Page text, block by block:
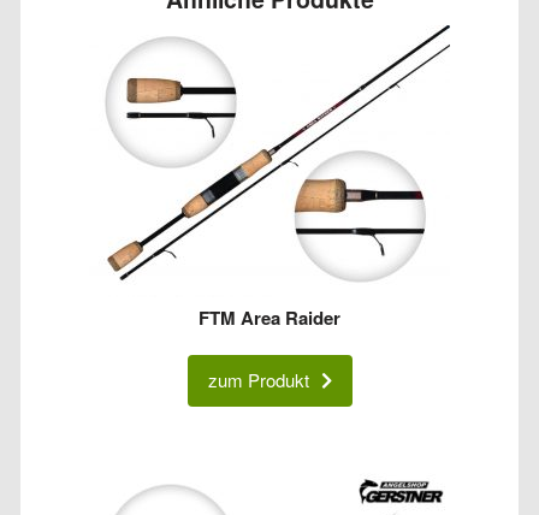
FTM Area Raider
zum Produkt